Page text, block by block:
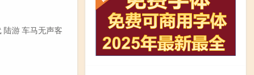
陆游 车马无声客